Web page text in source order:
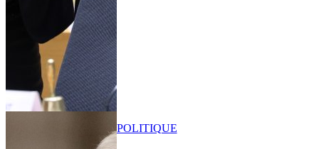
POLITIQUE